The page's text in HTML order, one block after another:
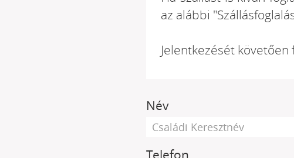
az alábbi
Jelentkezését
Név
Telefon